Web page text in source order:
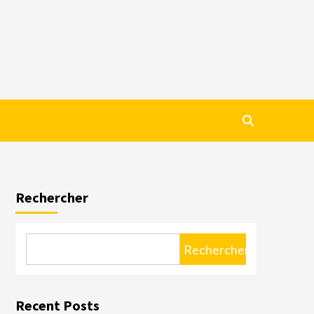
Rechercher
Rechercher
Recent Posts